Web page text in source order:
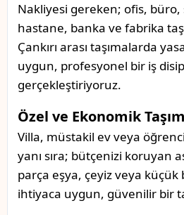
Nakliyesi gereken; ofis,
hastane, banka ve fabrika
Çankırı arası taşımalarda
uygun, profesyonel bir iş
gerçekleştiriyoruz.
Özel ve Ekonomik
Villa, müstakil ev veya
yanı sıra; bütçenizi koruyan
parça eşya, çeyiz veya
ihtiyaca uygun, güvenilir bir